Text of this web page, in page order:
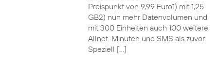
Preispunkt von 9,99 Euro1) mit 1,25
GB2) nun mehr Datenvolumen und
mit 300 Einheiten auch 100 weitere
Allnet-Minuten und SMS als zuvor.
Speziell […]